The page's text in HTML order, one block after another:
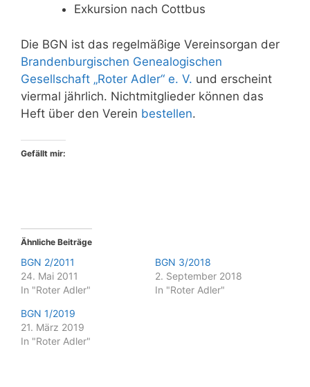
Exkursion nach Cottbus
Die BGN ist das regelmäßige Vereinsorgan der
Brandenburgischen Genealogischen
Gesellschaft „Roter Adler“ e. V. und erscheint
viermal jährlich. Nichtmitglieder können das
Heft über den Verein bestellen.
Gefällt mir:
Ähnliche Beiträge
BGN 2/2011
24. Mai 2011
In "Roter Adler"
BGN 3/2018
2. September 2018
In "Roter Adler"
BGN 1/2019
21. März 2019
In "Roter Adler"